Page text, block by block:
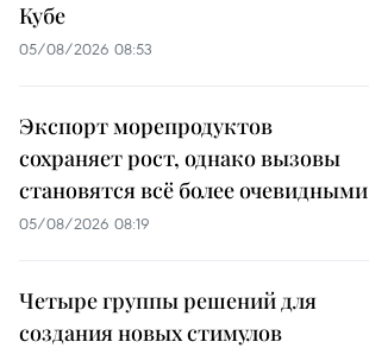
Кубе
05/08/2026 08:53
Экспорт морепродуктов
сохраняет рост, однако вызовы
становятся всё более очевидными
05/08/2026 08:19
Четыре группы решений для
создания новых стимулов